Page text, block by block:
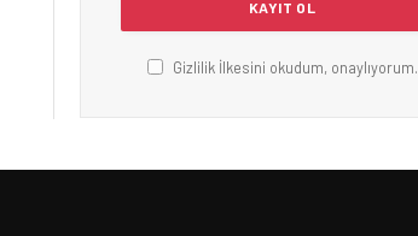
Gizlilik İlkesini okudum, onaylıyorum.